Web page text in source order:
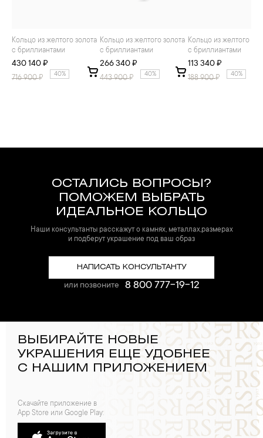
Кольцо из желтого золота
с бриллиантами
430 140 ₽
716 900₽ 40%
Кольцо из желтого золота
с бриллиантами
266 340 ₽
443 900₽ 40%
Кольцо из желтого золота
с бриллиантами
113 340 ₽
188 900₽ 40%
ОСТАЛИСЬ ВОПРОСЫ?
ПОМОЖЕМ ВЫБРАТЬ
ИДЕАЛЬНОЕ КОЛЬЦО
Наши консультанты расскажут о камнях, металлах,размерах
и подберут украшение под ваш образ
НАПИСАТЬ КОНСУЛЬТАНТУ
или позвоните 8 800 777-19-12
ВЫБИРАЙТЕ НОВЫЕ
УКРАШЕНИЯ ЕЩЕ УДОБНЕЕ
С НАШИМ ПРИЛОЖЕНИЕМ
Скачайте приложение в
App Store или Google Play: